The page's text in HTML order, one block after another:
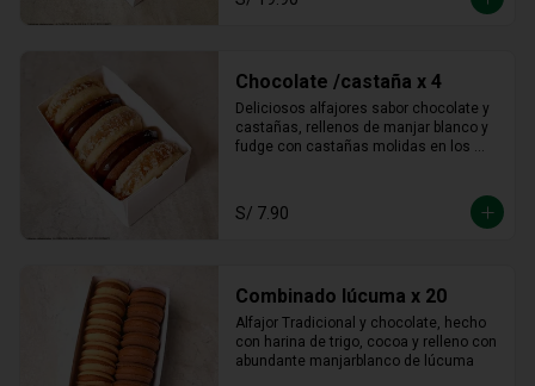
Chocolate /castaña x 4
Deliciosos alfajores sabor chocolate y
castañas, rellenos de manjar blanco y
fudge con castañas molidas en los
S/ 7.90
Combinado lúcuma x 20
Alfajor Tradicional y chocolate, hecho
con harina de trigo, cocoa y relleno con
abundante manjarblanco de lúcuma